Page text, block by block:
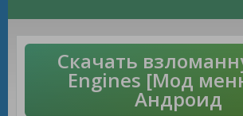
Скачать
Engines [Мод
Андроид